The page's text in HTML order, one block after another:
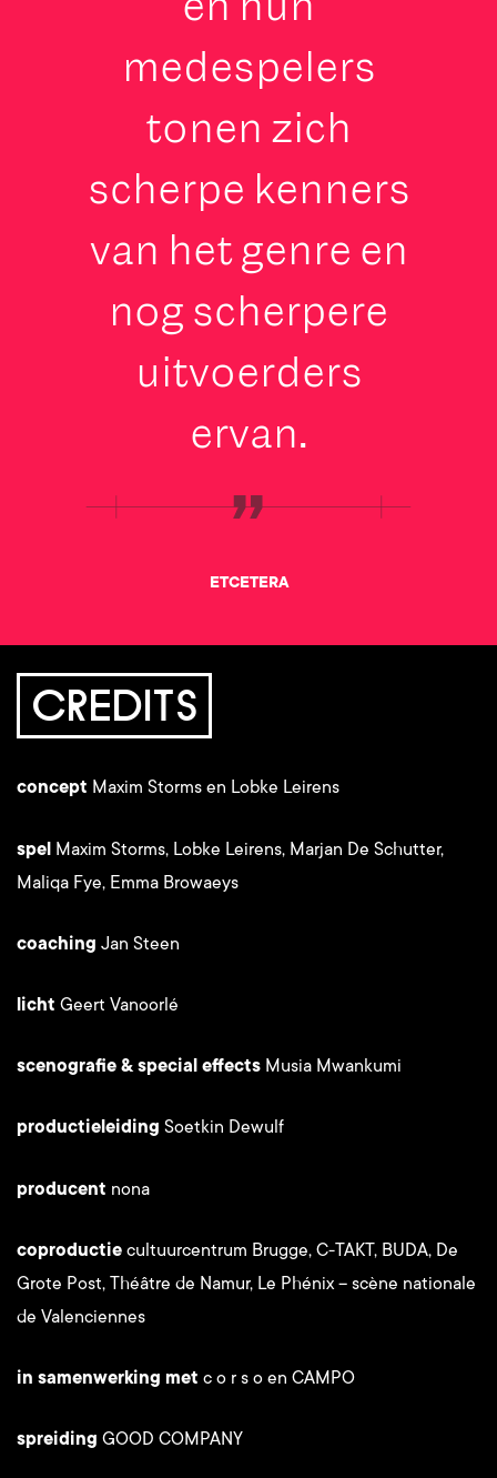
medespelers
tonen zich
scherpe kenners
van het genre en
nog scherpere
uitvoerders
ervan.
ETCETERA
CREDITS
concept Maxim Storms en Lobke Leirens
spel Maxim Storms, Lobke Leirens, Marjan De Schutter,
Maliqa Fye, Emma Browaeys
coaching Jan Steen
licht Geert Vanoorlé
scenografie & special effects Musia Mwankumi
productieleiding Soetkin Dewulf
producent nona
coproductie cultuurcentrum Brugge, C-TAKT, BUDA, De
Grote Post, Théâtre de Namur, Le Phénix – scène nationale
de Valenciennes
in samenwerking met c o r s o en CAMPO
spreiding GOOD COMPANY